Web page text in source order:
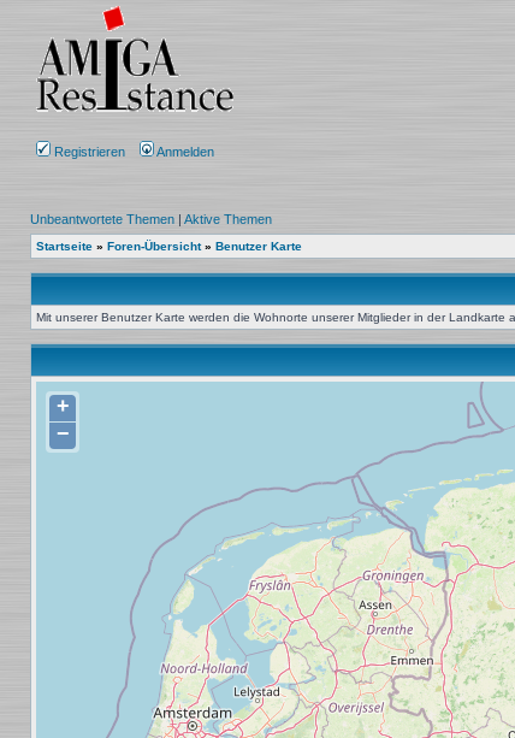
Registrieren Anmelden
Unbeantwortete Themen | Aktive Themen
Startseite » Foren-Übersicht» Benutzer Karte
Mit unserer Benutzer Karte werden die Wohnorte unserer Mitglieder in der
+
−